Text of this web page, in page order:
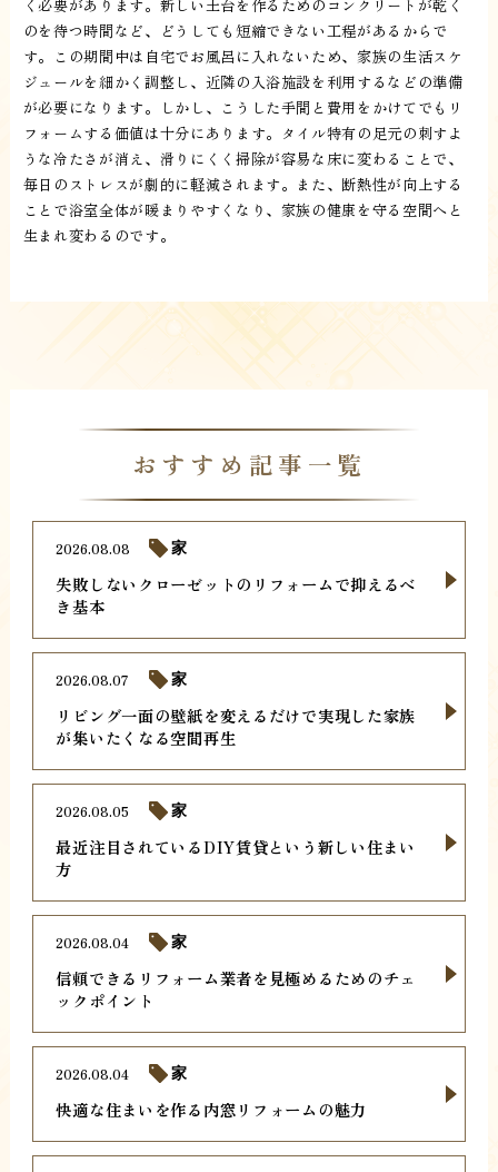
く必要があります。新しい土台を作るためのコンクリートが乾く
のを待つ時間など、どうしても短縮できない工程があるからで
す。この期間中は自宅でお風呂に入れないため、家族の生活スケ
ジュールを細かく調整し、近隣の入浴施設を利用するなどの準備
が必要になります。しかし、こうした手間と費用をかけてでもリ
フォームする価値は十分にあります。タイル特有の足元の刺すよ
うな冷たさが消え、滑りにくく掃除が容易な床に変わることで、
毎日のストレスが劇的に軽減されます。また、断熱性が向上する
ことで浴室全体が暖まりやすくなり、家族の健康を守る空間へと
生まれ変わるのです。
おすすめ記事一覧
失敗しないクローゼットのリフォームで抑えるべ
き基本
2026.08.08 家
リビング一面の壁紙を変えるだけで実現した家族
が集いたくなる空間再生
2026.08.07 家
最近注目されているDIY賃貸という新しい住まい
方
2026.08.05 家
信頼できるリフォーム業者を見極めるためのチェ
ックポイント
2026.08.04 家
快適な住まいを作る内窓リフォームの魅力
2026.08.04 家